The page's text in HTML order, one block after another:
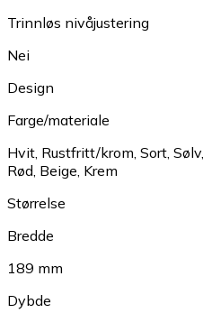
Trinnløs nivåjustering
Nei
Design
Farge/materiale
Hvit Rustfritt/krom Sort Sølv,
Rød Beige Krem
Størrelse
Bredde
189 mm
Dybde